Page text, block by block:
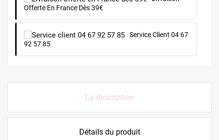
Offerte En France Dès 39€
Service Client 04 67
92 57 85
La description
Détails du produit